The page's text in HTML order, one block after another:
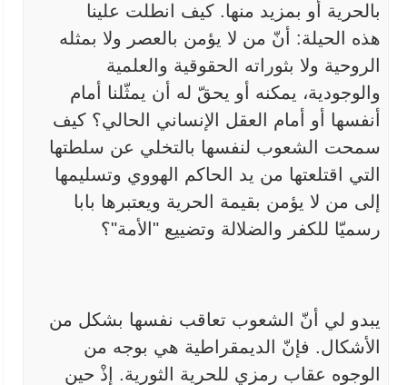
بالحرية أو بمزيد منها. كيف انطلت علينا
هذه
الحيلة: أنّ من لا يؤمن بالعصر ولا بمثله
الروحية ولا بثوراته الحقوقية والعلمية
والوجودية، يمكنه أو يحقّ له أن يمثّلنا أمام
أنفسها أو أمام
العقل الإنساني الحالي؟ كيف
سمحت الشعوب لنفسها بالتخلي عن سلطتها
التي
اقتلعتها من يد الحاكم الهووي وتسليمها
إلى من لا يؤمن بقيمة الحرية ويعتبرها بابا
رسميّا للكفر والضلالة وتضييع "الأمة"؟
يبدو لي أنّ الشعوب تعاقب نفسها بشكل من
الأشكال. فإنّ
الديمقراطية هي بوجه من
الوجوه عقاب رمزي للحرية الثورية. إذْ حين